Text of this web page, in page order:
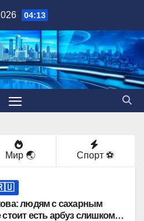
04:13
Мир 🌏 Спорт ⚽️
людям с сахарным
есть арбуз слишком